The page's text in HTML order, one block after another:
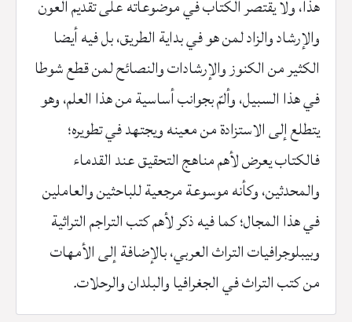
هذا،ولايقتصرالكتابفيموضوعاتهعلىتقديمالعون
والإرشادوالزادلمنهوفيبدايةالطريق،بلفيهأيضا
الكثيرمنالكنوزوالإرشاداتوالنصائحلمنقطعشوطا
فيهذاالسبيل،وألمّبجوانبأساسيةمنهذاالعلم،وهو
يتطلعإلىالاستزادةمنمعينهويجتهدفيتطويره؛
فالكتابيعرضلأهممناهجالتحقيقعندالقدماء
والمحدثين،وكأنهموسوعةمرجعيةللباحثينوالعاملين
فيهذاالمجال؛كمافيهذكرلأهمكتبالتراجمالتراثية
وبيبلوجرافياتالتراثالعربي،بالإضافةإلىالأمهات
منكتبالتراثفيالجغرافياوالبلدانوالرحلات.